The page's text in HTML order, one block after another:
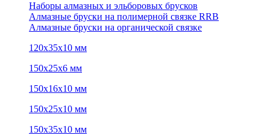
Наборы алмазных и эльборовых брусков
Алмазные бруски на полимерной связке RRB
Алмазные бруски на органической связке
120х35х10 мм
150х25х6 мм
150х16х10 мм
150х25х10 мм
150х35х10 мм